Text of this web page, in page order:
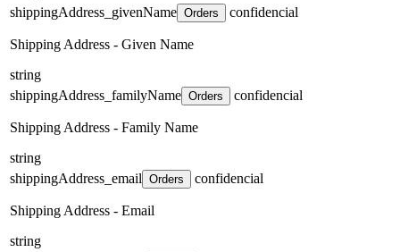
shippingAddress_givenName Orders confidencial
Shipping Address - Given Name
string
shippingAddress_familyName Orders confidencial
Shipping Address - Family Name
string
shippingAddress_email Orders confidencial
Shipping Address - Email
string